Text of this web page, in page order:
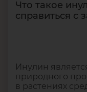
Что такое
справиться с
Инулин
природного
в растениях